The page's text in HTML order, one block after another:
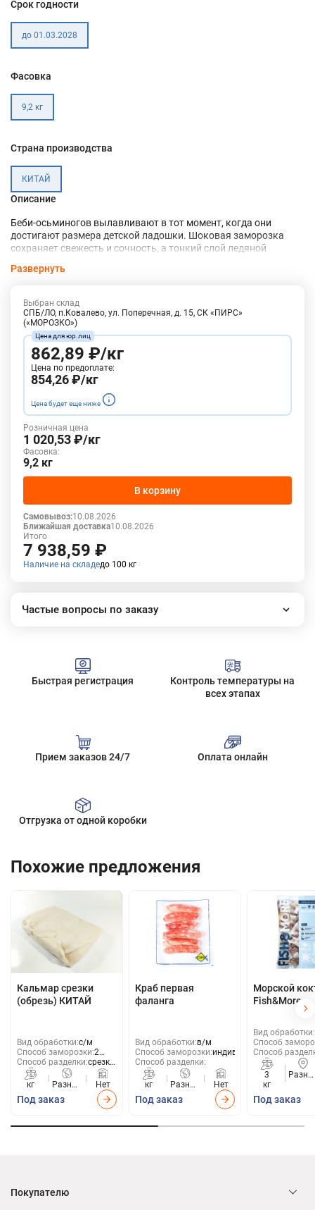
Срок годности
до 01.03.2028
Фасовка
9,2 кг
Страна производства
КИТАЙ
Описание
Беби-осьминогов вылавливают в тот момент, когда они
достигают размера детской ладошки. Шоковая заморозка
сохраняет свежесть и сочность, а тонкий слой ледяной
внешний вид.
Их нежное и сочное мясо обладает уникальным, слегка
сладковатым морским вкусом. Богато белком, минералами и
витаминами.
Можно использовать как самостоятельное блюдо, так и в
качестве ингредиента для салатов, ризотто, пасты.
Основные каналы сбыта - HoReCa, розница, опт.
Развернуть
Выбран склад
СПБ/ЛО, п.Ковалево, ул. Поперечная, д. 15, СК «ПИРС»
(«МОРОЗКО»)
862,89 ₽/кг
Цена по предоплате:
854,26 ₽/кг
Цена будет еще ниже
Розничная цена
1 020,53 ₽/кг
Фасовка:
9,2 кг
В корзину
Самовывоз:10.08.2026
Ближайшая доставка10.08.2026
Итого
7 938,59 ₽
Наличие на складедо 100 кг
Частые вопросы по заказу
Сколько стоит доставка?
Все вопросы
Быстрая регистрация
Контроль температуры на
всех этапах
Прием заказов 24/7 Оплата онлайн
Отгрузка от одной коробки
Похожие предложения
Кальмар срезки
(обрезь) КИТАЙ
Вид обработки:с/м
Способ заморозки:2
блока
Способ разделки:срезки
(обрезь)
кг
Разные
Нет
Под заказ
Краб первая
фаланга
Вид обработки:в/м
Способ заморозки:индивид
Способ разделки:
кг
Разные
Нет
Под заказ
Морской
Fish&More
Вид обработки:
Способ
Способ
3
кг
Под заказ
Покупателю